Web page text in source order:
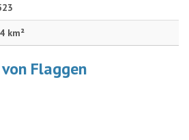
km²
Flaggen